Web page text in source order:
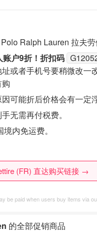
Ralph Lauren 拉夫
户9折！折扣码
购
可能折后价格会有一定浮
无需再付税费。
内免运费。
(FR) 直达购买链接 →
be paid when users buy items via
的全部促销商品